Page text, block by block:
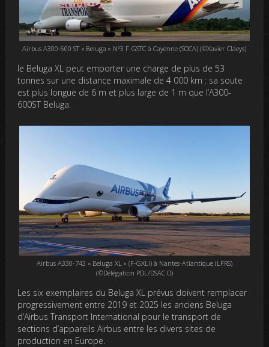
Airbus A300-600 ST « Beluga » N°3 F-GSTC à Cayenne (SOCA) (©Xavier Claeys)
le Beluga XL peut emporter une charge de plus de 53
tonnes sur une distance maximale de 4 000 km : sa soute
est plus longue de 6 m et plus large de 1 m que l’A300-
600ST Beluga.
Airbus A330-743 « Beluga XL » (F-GXLI) à Nantes-Atlantique (LFRS)
(©Délégation PDL/DSAC O)
Les six exemplaires du Beluga XL prévus doivent remplacer
progressivement entre 2019 et 2025 les anciens Beluga
d’Airbus Transport International pour le transport de
sections d’appareils Airbus entre les divers sites de
production en Europe.